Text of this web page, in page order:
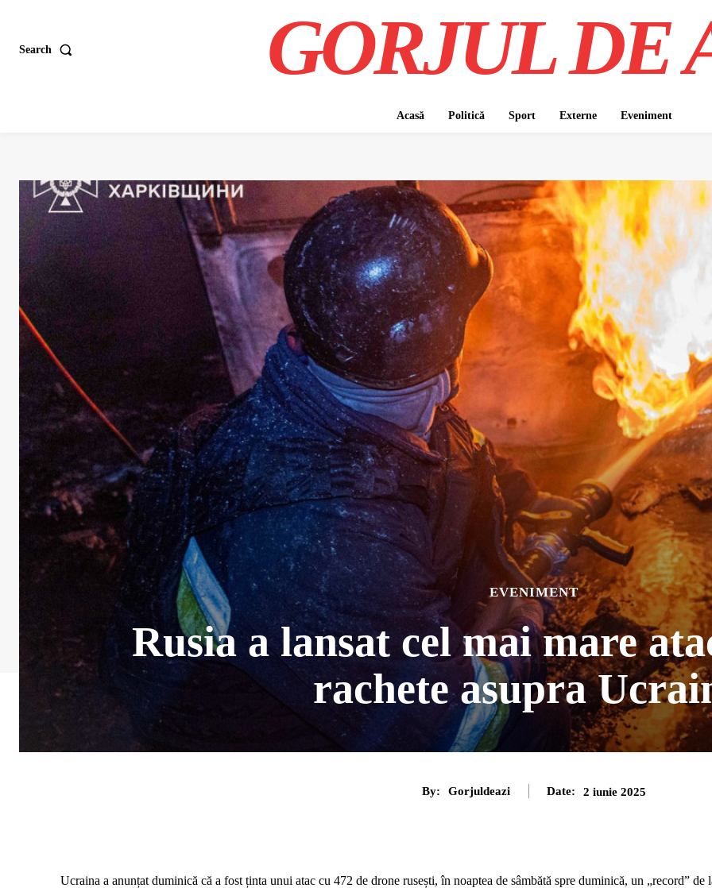
Search GORJUL DE
Acasă Politică Sport Externe Eveniment
EVENIMENT
Rusia a lansat cel mai mare
rachete asupra
By: Gorjuldeazi Date: 2 iunie 2025
Ucraina a anunțat duminică că a fost ținta unui atac cu 472 de drone rusești, în noaptea de sâmbătă spre duminică, un „record” de